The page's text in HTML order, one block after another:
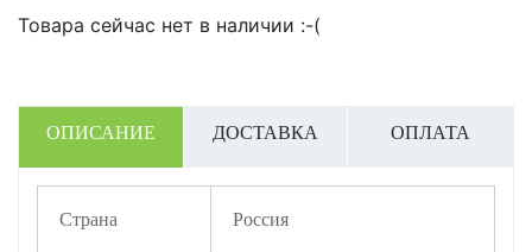
Товара сейчас нет в наличии :-(
ОПИСАНИЕ ДОСТАВКА ОПЛАТА
Страна Россия